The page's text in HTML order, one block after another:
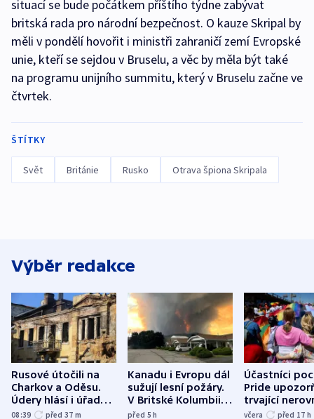
situací se bude počátkem příštího týdne zabývat
britská rada pro národní bezpečnost. O kauze Skripal by
měli v pondělí hovořit i ministři zahraničí zemí Evropské
unie, kteří se sejdou v Bruselu, a věc by měla být také
na programu unijního summitu, který v Bruselu začne ve
čtvrtek.
ŠTÍTKY
Svět Británie Rusko Otrava špiona Skripala
Výběr redakce
Rusové útočili na
Charkov a Oděsu.
Údery hlásí i úřady v
Bělgorodu
08:39 před 37 m
Kanadu i Evropu dál
sužují lesní požáry.
V Britské Kolumbii
evakuovali tisíce lidí
před 5h
Účastníci
Pride
trvající
včera před 17 h